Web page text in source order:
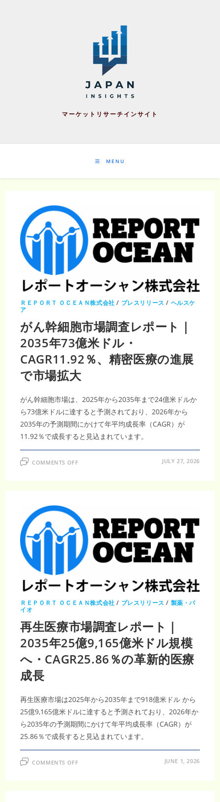
マーケットリサーチインサイト
MENU
ＲＥＰＯＲＴ ＯＣＥＡＮ株式会社 / プレスリリース / ヘルスケ
ア
がん幹細胞市場調査レポート｜
2035年73億米ドル・
CAGR11.92％、精密医療の進展
で市場拡大
がん幹細胞市場は、2025年から2035年まで24億米ドルか
ら73億米ドルに達すると予測されており、2026年から
2035年の予測期間にかけて年平均成長率（CAGR）が
11.92％で成長すると見込まれています。
COMMENTS OFFON
査
レ
ポ
ー
ト
｜
2035
年
米
ド
ル・
CAGR11.92％、
精
医
療
の
進
展
で
市
場
JULY 27, 2026
ＲＥＰＯＲＴ ＯＣＥＡＮ株式会社 / プレスリリース / 製薬・バ
イオ
再生医療市場調査レポート｜
2035年25億9,165億米ドル規模
へ・CAGR25.86％の革新的医療
成長
再生医療市場は2025年から2035年まで918億米ドル から
25億9,165億米ドルに達すると予測されており、2026年か
ら2035年の予測期間にかけて年平均成長率（CAGR）が
25.86％で成長すると見込まれています。
COMMENTS OFFON JUNE 1, 2026